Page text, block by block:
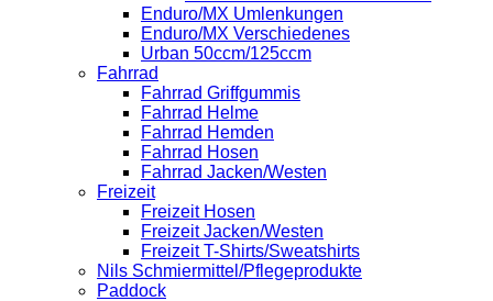
Enduro/MX Umlenkungen
Enduro/MX Verschiedenes
Urban 50ccm/125ccm
Fahrrad
Fahrrad Griffgummis
Fahrrad Helme
Fahrrad Hemden
Fahrrad Hosen
Fahrrad Jacken/Westen
Freizeit
Freizeit Hosen
Freizeit Jacken/Westen
Freizeit T-Shirts/Sweatshirts
Nils Schmiermittel/Pflegeprodukte
Paddock